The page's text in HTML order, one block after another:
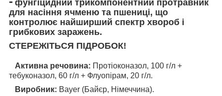
фунгіцидний трикомпонентний протравник
для насіння ячменю та пшениці, що
контролює найширший спектр хвороб і
грибкових заражень.
СТЕРЕЖІТЬСЯ ПІДРОБОК!
Активна речовина: Протіоконазол, 100 г/л +
тебуконазол, 60 г/л + Флуопірам, 20 г/л.
Виробник: Bayer (Байєр, Німеччина).